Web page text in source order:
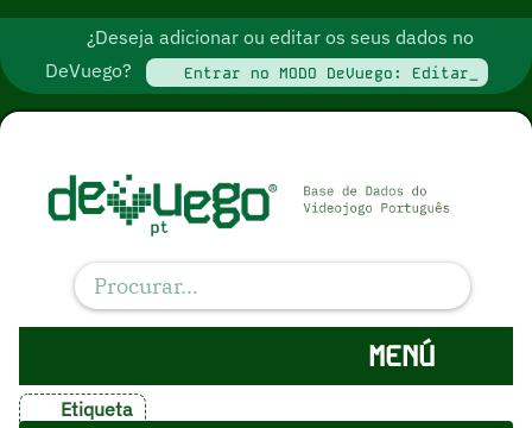
¿Deseja adicionar ou editar os seus dados no
DeVuego?
Entrar no MODO DeVuego: Editar_
MENÚ
Etiqueta